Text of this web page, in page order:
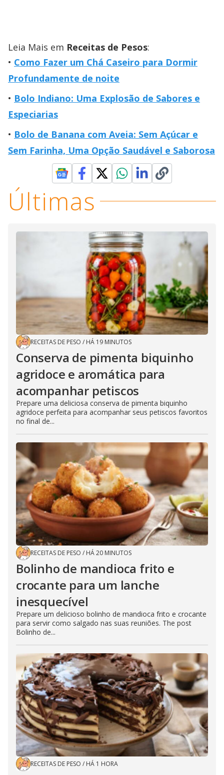
Leia Mais em Receitas de Pesos:
Como Fazer um Chá Caseiro para Dormir
Profundamente de noite
Bolo Indiano: Uma Explosão de Sabores e
Especiarias
Bolo de Banana com Aveia: Sem Açúcar e
Sem Farinha, Uma Opção Saudável e Saborosa
Últimas
RECEITAS DE PESO / HÁ 19 MINUTOS
Conserva de pimenta biquinho
agridoce e aromática para
acompanhar petiscos
Prepare uma deliciosa conserva de pimenta biquinho
agridoce perfeita para acompanhar seus petiscos favoritos
no final de...
RECEITAS DE PESO / HÁ 20 MINUTOS
Bolinho de mandioca frito e
crocante para um lanche
inesquecível
Prepare um delicioso bolinho de mandioca frito e crocante
para servir como salgado nas suas reuniões. The post
Bolinho de...
RECEITAS DE PESO / HÁ 1 HORA